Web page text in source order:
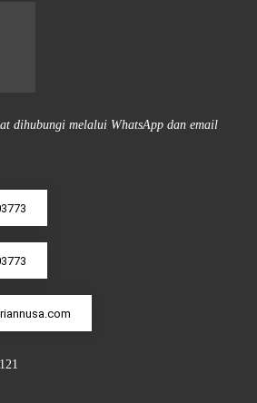
dihubungi melalui WhatsApp dan email